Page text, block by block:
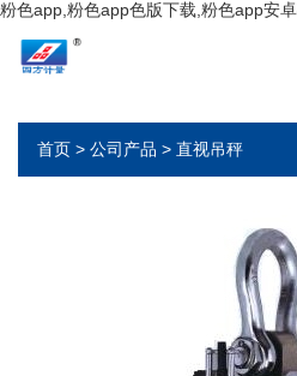
粉色app,粉色app色版下载,粉色app安
首页 > 公司产品 > 直视吊秤